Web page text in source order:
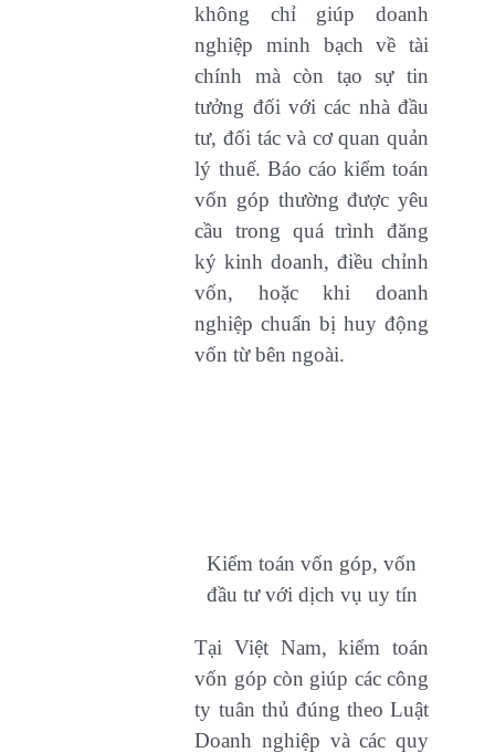
không chỉ giúp doanh
nghiệp minh bạch về tài
chính mà còn tạo sự tin
tưởng đối với các nhà đầu
tư, đối tác và cơ quan quản
lý thuế. Báo cáo kiểm toán
vốn góp thường được yêu
cầu trong quá trình đăng
ký kinh doanh, điều chỉnh
vốn, hoặc khi doanh
nghiệp chuẩn bị huy động
vốn từ bên ngoài.
Kiểm toán vốn góp, vốn
đầu tư với dịch vụ uy tín
Tại Việt Nam, kiểm toán
vốn góp còn giúp các công
ty tuân thủ đúng theo Luật
Doanh nghiệp và các quy